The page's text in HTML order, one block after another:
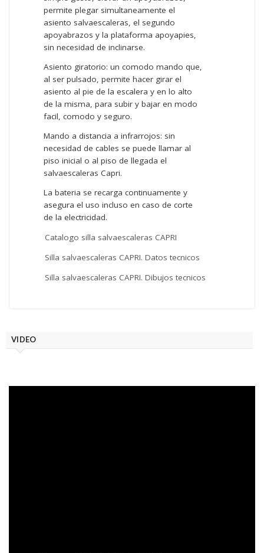
permite plegar simultaneamente el
asiento salvaescaleras, el segundo
apoyabrazos y la plataforma apoyapies,
sin necesidad de inclinarse.
Asiento giratorio: un comodo mando que,
al ser pulsado, permite hacer girar el
asiento al pie de la escalera y en lo alto
de la misma, para subir y bajar en modo
facil, comodo y seguro.
Mando a distancia a infrarrojos: sin
necesidad de cables se puede llamar al
piso inicial o al piso de llegada el
salvaescaleras Capri.
La bateria se recarga continuamente y
asegura el uso incluso en caso de corte
de la electricidad.
Catalogo silla salvaescaleras CAPRI
Silla salvaescaleras CAPRI. Datos tecnicos
Silla salvaescaleras CAPRI. Dibujos tecnicos
VIDEO